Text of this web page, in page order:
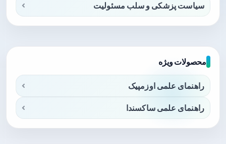
سیاست پزشکی و سلب مسئولیت
محصولات ویژه
راهنمای علمی اوزمپیک
راهنمای علمی ساکسندا